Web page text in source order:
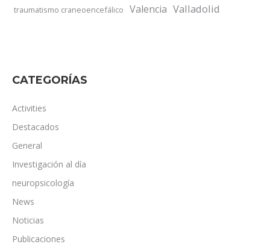
traumatismo craneoencefálico Valencia Valladolid
CATEGORÍAS
Activities
Destacados
General
Investigación al día
neuropsicología
News
Noticias
Publicaciones